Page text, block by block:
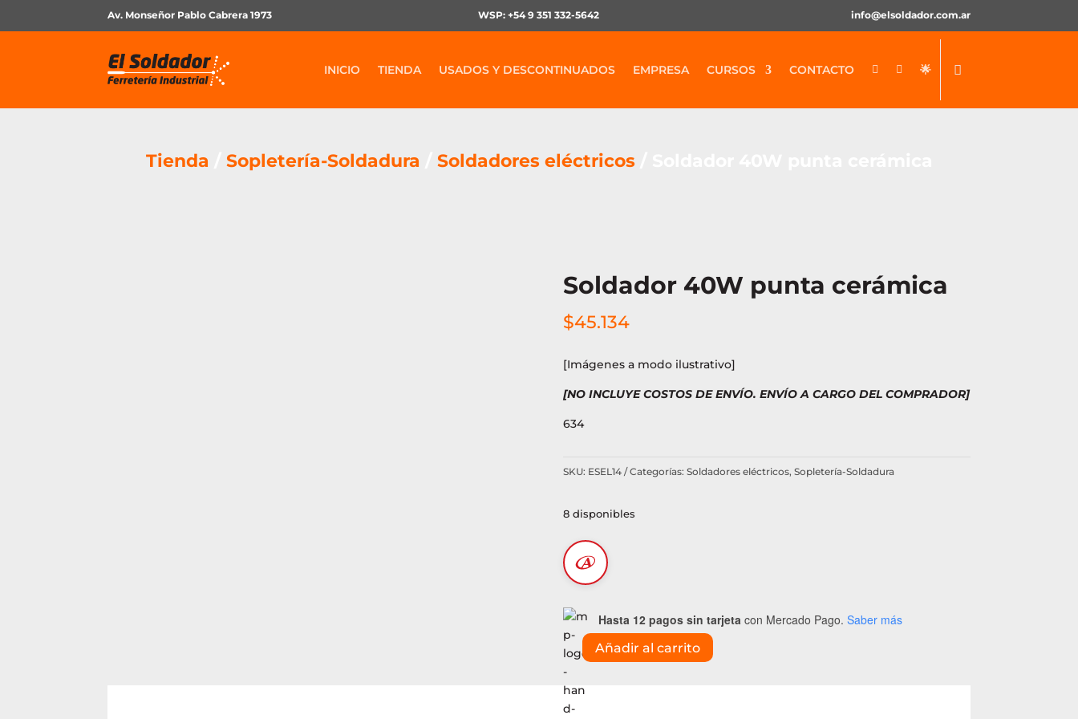
Av. Monseñor Pablo Cabrera 1973 WSP: +54 9 351 332-5642 info@elsoldador.com.ar
INICIO TIENDA USADOS Y DESCONTINUADOS EMPRESA CURSOS CONTACTO   🌟
Tienda Sopletería-Soldadura Soldadores eléctricos/ Soldador 40W punta cerámica
Soldador 40W punta cerámica
$45.134
[Imágenes a modo ilustrativo]
[NO INCLUYE COSTOS DE ENVÍO. ENVÍO A CARGO DEL COMPRADOR]
634
SKU: ESEL14 Categorías: Soldadores eléctricos, Sopletería-Soldadura
8 disponibles
Hasta 12 pagos sin tarjetacon Mercado Pago. Saber más
Soldador
40W
punta
cerámica
Añadir al carrito